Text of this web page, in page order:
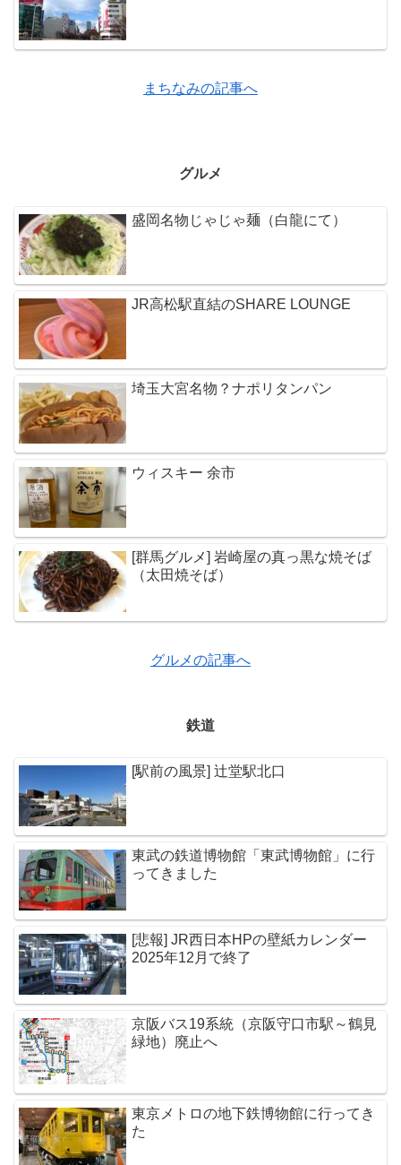
まちなみの記事へ
グルメ
盛岡名物じゃじゃ麺（白龍にて）
JR高松駅直結のSHARE LOUNGE
埼玉大宮名物？ナポリタンパン
ウィスキー 余市
[群馬グルメ] 岩崎屋の真っ黒な焼そば
（太田焼そば）
グルメの記事へ
鉄道
[駅前の風景] 辻堂駅北口
東武の鉄道博物館「東武博物館」に行
ってきました
[悲報] JR西日本HPの壁紙カレンダー
2025年12月で終了
京阪バス19系統（京阪守口市駅～鶴見
緑地）廃止へ
東京メトロの地下鉄博物館に行ってき
た